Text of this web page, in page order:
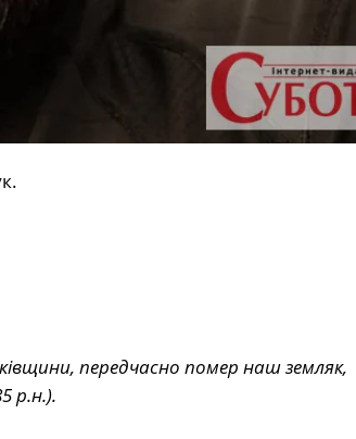
передчасно помер наш земляк,
р.н.).